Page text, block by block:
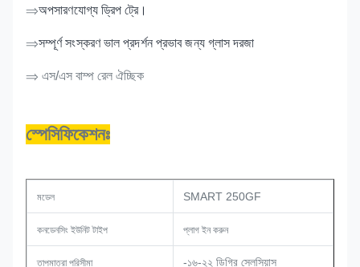
⇒অপসারণযোগ্য ড্রিপ ট্রে।
⇒সম্পূর্ণ সংস্করণ ভাল প্রদর্শন প্রভাব জন্য গ্লাস দরজা
⇒ এস/এস বাম্প রেল ঐচ্ছিক
স্পেসিফিকেশনঃ
মডেল SMART 250GF
কনডেনসিং ইউনিট টাইপ প্লাগ ইন করুন
তাপমাত্রা পরিসীমা -১৬-২২ ডিগ্রি সেলসিয়াস